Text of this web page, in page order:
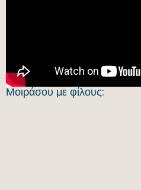
Μοιράσου με φίλους: